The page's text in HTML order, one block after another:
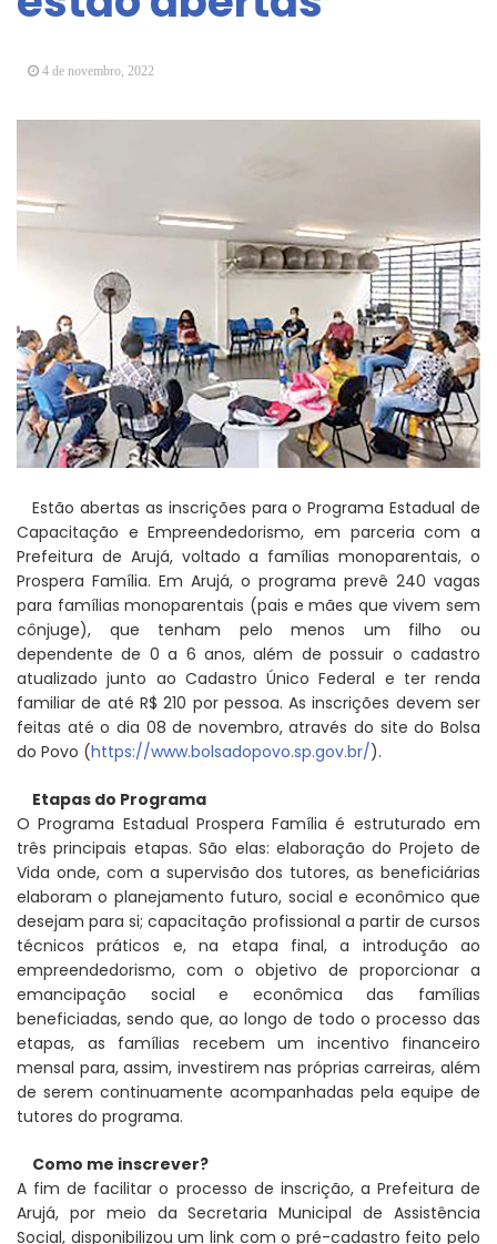
Vereadores Mirins iniciam jornada no Legislativo
4 de novembro, 2022
Estão abertas as inscrições para o Programa Estadual de
Capacitação e Empreendedorismo, em parceria com a
Prefeitura de Arujá, voltado a famílias monoparentais, o
Prospera Família. Em Arujá, o programa prevê 240 vagas
para famílias monoparentais (pais e mães que vivem sem
cônjuge), que tenham pelo menos um filho ou
dependente de 0 a 6 anos, além de possuir o cadastro
atualizado junto ao Cadastro Único Federal e ter renda
familiar de até R$ 210 por pessoa. As inscrições devem ser
feitas até o dia 08 de novembro, através do site do Bolsa
do Povo (https://www.bolsadopovo.sp.gov.br/).
Etapas do Programa
O Programa Estadual Prospera Família é estruturado em
três principais etapas. São elas: elaboração do Projeto de
Vida onde, com a supervisão dos tutores, as beneficiárias
elaboram o planejamento futuro, social e econômico que
desejam para si; capacitação profissional a partir de cursos
técnicos práticos e, na etapa final, a introdução ao
empreendedorismo, com o objetivo de proporcionar a
emancipação social e econômica das famílias
beneficiadas, sendo que, ao longo de todo o processo das
etapas, as famílias recebem um incentivo financeiro
mensal para, assim, investirem nas próprias carreiras, além
de serem continuamente acompanhadas pela equipe de
tutores do programa.
Como me inscrever?
A fim de facilitar o processo de inscrição, a Prefeitura de
Arujá, por meio da Secretaria Municipal de Assistência
Social, disponibilizou um link com o pré-cadastro feito pelo